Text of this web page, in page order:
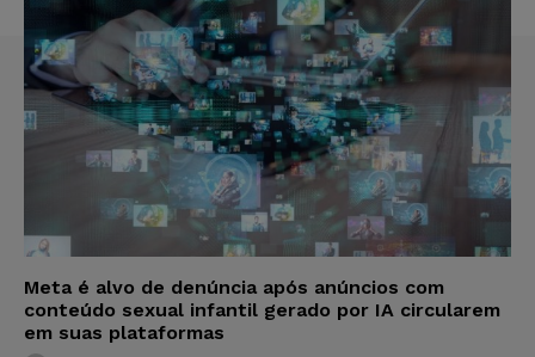
Meta é alvo de denúncia após anúncios com
conteúdo sexual infantil gerado por IA circularem
em suas plataformas